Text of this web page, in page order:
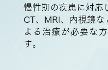
慢性期の疾患に対応
CT、MRI、内視鏡
よる治療が必要な
す。